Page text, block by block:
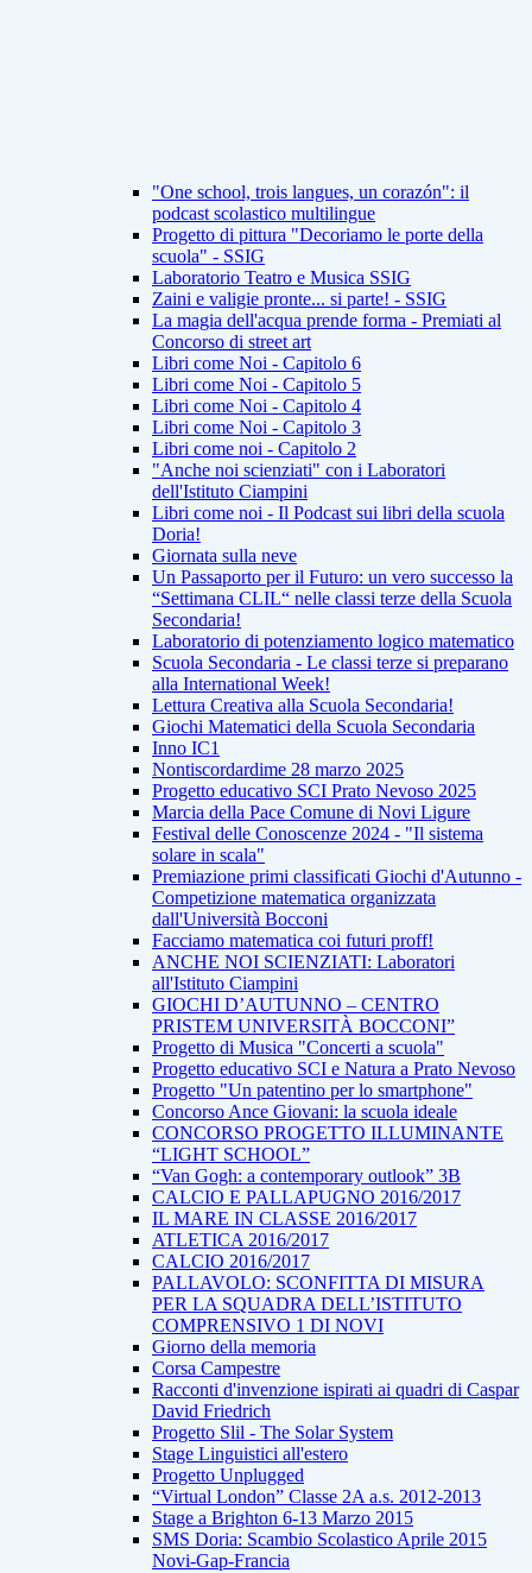
"One school, trois langues, un corazón": il
podcast scolastico multilingue
Progetto di pittura "Decoriamo le porte della
scuola" - SSIG
Laboratorio Teatro e Musica SSIG
Zaini e valigie pronte... si parte! - SSIG
La magia dell'acqua prende forma - Premiati al
Concorso di street art
Libri come Noi - Capitolo 6
Libri come Noi - Capitolo 5
Libri come Noi - Capitolo 4
Libri come Noi - Capitolo 3
Libri come noi - Capitolo 2
"Anche noi scienziati" con i Laboratori
dell'Istituto Ciampini
Libri come noi - Il Podcast sui libri della scuola
Doria!
Giornata sulla neve
Un Passaporto per il Futuro: un vero successo la
“Settimana CLIL“ nelle classi terze della Scuola
Secondaria!
Laboratorio di potenziamento logico matematico
Scuola Secondaria - Le classi terze si preparano
alla International Week!
Lettura Creativa alla Scuola Secondaria!
Giochi Matematici della Scuola Secondaria
Inno IC1
Nontiscordardime 28 marzo 2025
Progetto educativo SCI Prato Nevoso 2025
Marcia della Pace Comune di Novi Ligure
Festival delle Conoscenze 2024 - "Il sistema
solare in scala"
Premiazione primi classificati Giochi d'Autunno -
Competizione matematica organizzata
dall'Università Bocconi
Facciamo matematica coi futuri proff!
ANCHE NOI SCIENZIATI: Laboratori
all'Istituto Ciampini
GIOCHI D’AUTUNNO – CENTRO
PRISTEM UNIVERSITÀ BOCCONI”
Progetto di Musica "Concerti a scuola"
Progetto educativo SCI e Natura a Prato Nevoso
Progetto "Un patentino per lo smartphone"
Concorso Ance Giovani: la scuola ideale
CONCORSO PROGETTO ILLUMINANTE
“LIGHT SCHOOL”
“Van Gogh: a contemporary outlook” 3B
CALCIO E PALLAPUGNO 2016/2017
IL MARE IN CLASSE 2016/2017
ATLETICA 2016/2017
CALCIO 2016/2017
PALLAVOLO: SCONFITTA DI MISURA
PER LA SQUADRA DELL’ISTITUTO
COMPRENSIVO 1 DI NOVI
Giorno della memoria
Corsa Campestre
Racconti d'invenzione ispirati ai quadri di Caspar
David Friedrich
Progetto Slil - The Solar System
Stage Linguistici all'estero
Progetto Unplugged
“Virtual London” Classe 2A a.s. 2012-2013
Stage a Brighton 6-13 Marzo 2015
SMS Doria: Scambio Scolastico Aprile 2015
Novi-Gap-Francia